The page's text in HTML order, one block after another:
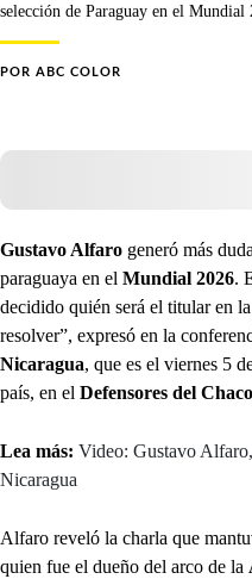
selección de Paraguay en el Mundial
POR ABC COLOR
Gustavo Alfaro generó más
paraguaya en el Mundial 2026.
decidido quién será el titular en la
resolver”, expresó en la
Nicaragua, que es el viernes 5
país, en el Defensores del Chaco
Lea más: Video: Gustavo
Nicaragua
Alfaro reveló la charla que
quien fue el dueño del arco de la